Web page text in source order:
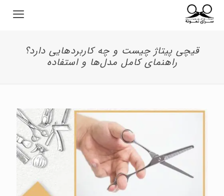
قیچی پیتاژ چیست و چه کاربردهایی دارد؟
راهنمای کامل مدل‌ها و استفاده